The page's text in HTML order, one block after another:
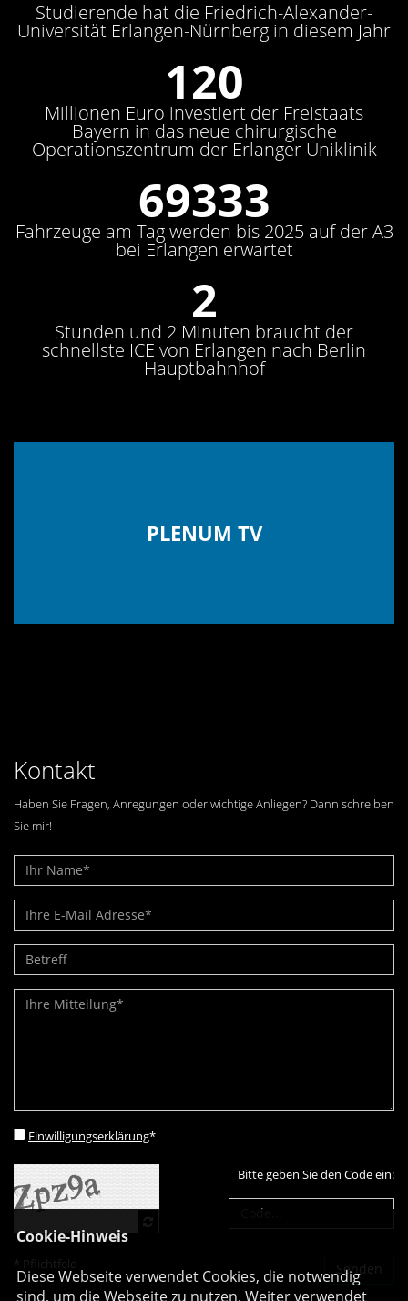
Studierende hat die Friedrich-Alexander-
Universität Erlangen-Nürnberg in diesem Jahr
144
Millionen Euro investiert der Freistaats
Bayern in das neue chirurgische
Operationszentrum der Erlanger Uniklinik
83200
Fahrzeuge am Tag werden bis 2025 auf der A3
bei Erlangen erwartet
2
Stunden und 2 Minuten braucht der
schnellste ICE von Erlangen nach Berlin
Hauptbahnhof
PLENUM TV
Kontakt
Haben Sie Fragen, Anregungen oder wichtige Anliegen? Dann schreiben
Sie mir!
Einwilligungserklärung*
Bitte geben Sie den Code ein:
* Pflichtfeld
Cookie-Hinweis
Diese Webseite verwendet Cookies, die notwendig
sind, um die Webseite zu nutzen. Weiter verwendet